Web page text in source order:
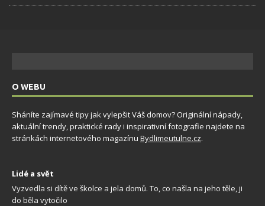
O WEBU
Sháníte zajímavé tipy jak vylepšit Váš domov? Originální nápady,
aktuální trendy, praktické rady i inspirativní fotografie najdete na
stránkách internetového magazínu Bydlimeutulne.cz.
Lidé a svět
Vyzvedla si dítě ve školce a jela domů. To, co našla na jeho těle, ji
do běla vytočilo